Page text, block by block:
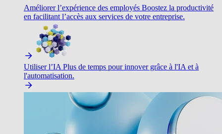
Améliorer l’expérience des employés Boostez la productivité
en facilitant l’accès aux services de votre entreprise.
Utiliser l’IA Plus de temps pour innover grâce à l'IA et à
l'automatisation.